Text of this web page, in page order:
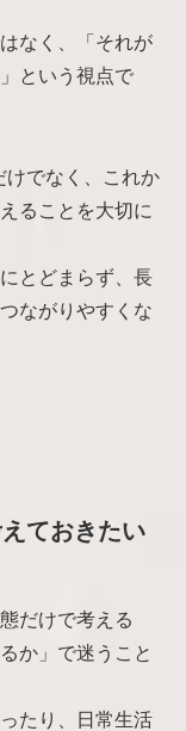
なく、「それが
という視点で
けでなく、これか
ることを大切に
とどまらず、長
ながりやすくな
ておきたい
だけで考える
か」で迷うこと
たり、日常生活